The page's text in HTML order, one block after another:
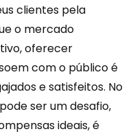
clientes pela
o mercado
oferecer
com o público é
e satisfeitos. No
ser um desafio,
ideais, é